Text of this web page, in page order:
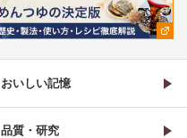
おいしい記憶
品質・研究